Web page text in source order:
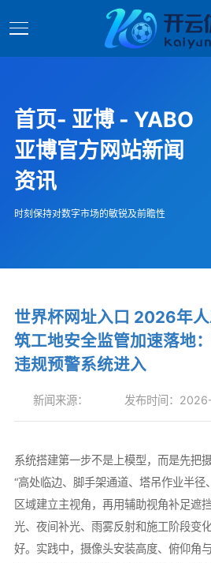
首页- 亚博 - YABO
亚博官方网站新闻
资讯
时刻保持对数字市场的敏锐及前瞻性
世界杯网址入口 2026年
筑工地安全监管加速落地
违规预警系统进入
新闻来源： 发布时间：
系统搭建第一步不是上模型，而是先把
“高处临边、脚手架通道、塔吊作业半径
区域建立主视角，再用辅助视角补足遮
光、夜间补光、雨雾反射和施工阶段变
好。实践中，摄像头安装高度、俯仰角